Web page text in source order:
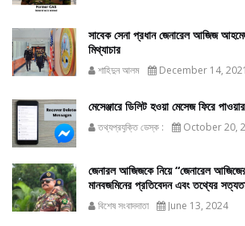
সাবেক সেনা প্রধান জেনারেল আজিজ
মিথ্যাচার
শাহিদুন আলম December 14, 2021
মেসেঞ্জারে ডিলিট হওয়া মেসেজ ফিরে
তথ্যপ্রযুক্তি ডেস্ক : October 20,
জেনারল আজিজকে নিয়ে “জেনারেল
মানবজমিনের প্রতিবেদন এবং তথ্যের
বিশেষ সংবাদদাতা June 13, 2024